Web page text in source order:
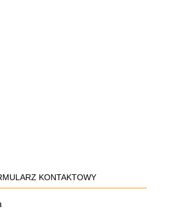
KONTAKTOWY